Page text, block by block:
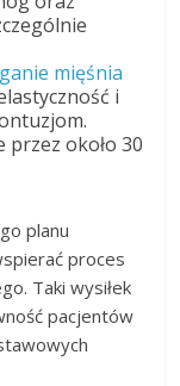
mięśnia
i
przez około 30
planu
proces
Taki wysiłek
pacjentów